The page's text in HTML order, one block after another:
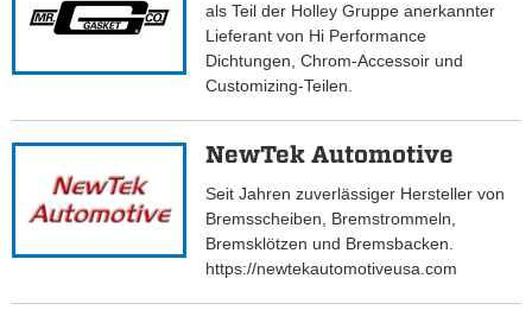
als Teil der Holley Gruppe anerkannter
Lieferant von Hi Performance
Dichtungen, Chrom-Accessoir und
Customizing-Teilen.
NewTek Automotive
Seit Jahren zuverlässiger Hersteller von
Bremsscheiben, Bremstrommeln,
Bremsklötzen und Bremsbacken.
https://newtekautomotiveusa.com